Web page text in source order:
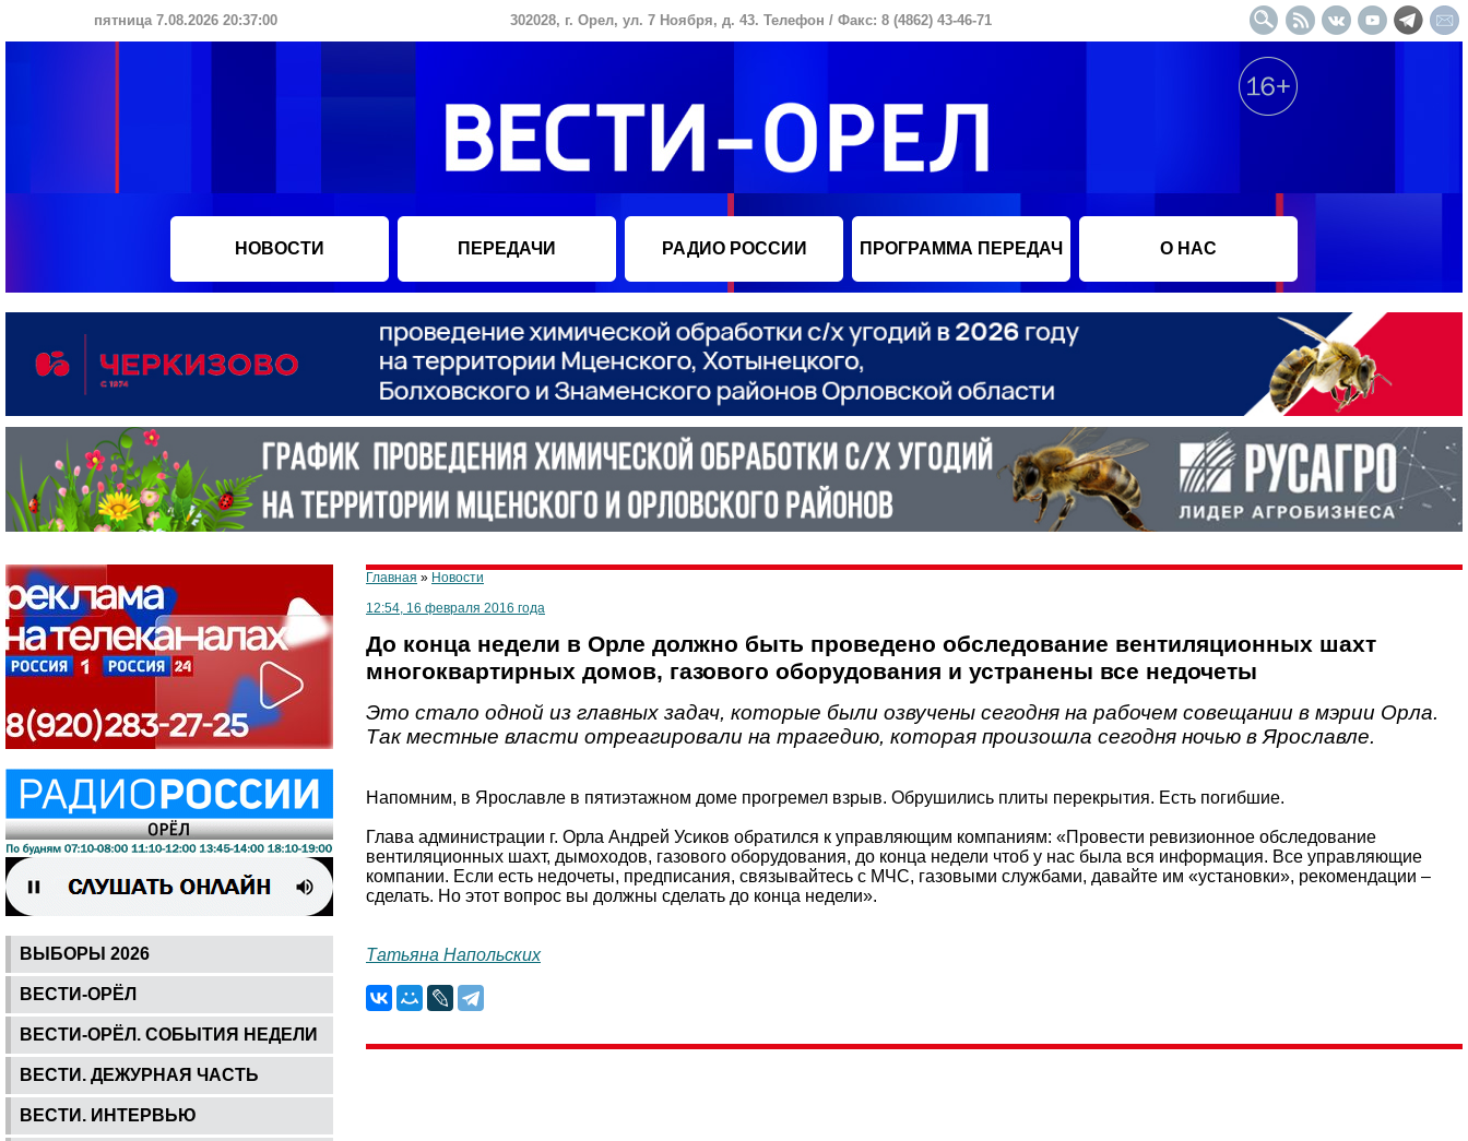
пятница 7.08.2026 20:37:01 302028, г. Орел, ул. 7 Ноября, д. 43. Телефон / Факс: 8 (4862) 43-46-71
НОВОСТИ ПЕРЕДАЧИ РАДИО РОССИИ ПРОГРАММА ПЕРЕДАЧ О НАС
ВЫБОРЫ 2026
ВЕСТИ-ОРЁЛ
ВЕСТИ-ОРЁЛ. СОБЫТИЯ НЕДЕЛИ
ВЕСТИ. ДЕЖУРНАЯ ЧАСТЬ
ВЕСТИ. ИНТЕРВЬЮ
Главная » Новости
12:54, 16 февраля 2016 года
До конца недели в Орле должно быть проведено обследование вентиляционных шахт
многоквартирных домов, газового оборудования и устранены все недочеты
Это стало одной из главных задач, которые были озвучены сегодня на рабочем совещании в мэрии Орла.
Так местные власти отреагировали на трагедию, которая произошла сегодня ночью в Ярославле.
Напомним, в Ярославле в пятиэтажном доме прогремел взрыв. Обрушились плиты перекрытия. Есть погибшие.
Глава администрации г. Орла Андрей Усиков обратился к управляющим компаниям: «Провести ревизионное обследование
вентиляционных шахт, дымоходов, газового оборудования, до конца недели чтоб у нас была вся информация. Все управляющие
компании. Если есть недочеты, предписания, связывайтесь с МЧС, газовыми службами, давайте им «установки», рекомендации –
сделать. Но этот вопрос вы должны сделать до конца недели».
Татьяна Напольских